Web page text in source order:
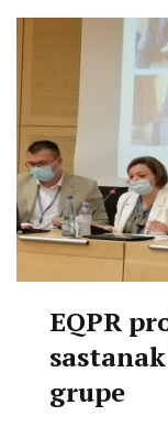
EQPR
grupe